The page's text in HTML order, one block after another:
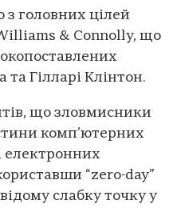
з головних цілей
& Connolly, що
та Гілларі Клінтон.
що зловмисники
комп’ютерних
електронних
“zero-day”
слабку точку у